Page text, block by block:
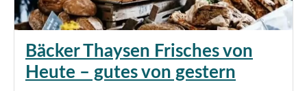
Bäcker Thaysen Frisches von
Heute – gutes von gestern